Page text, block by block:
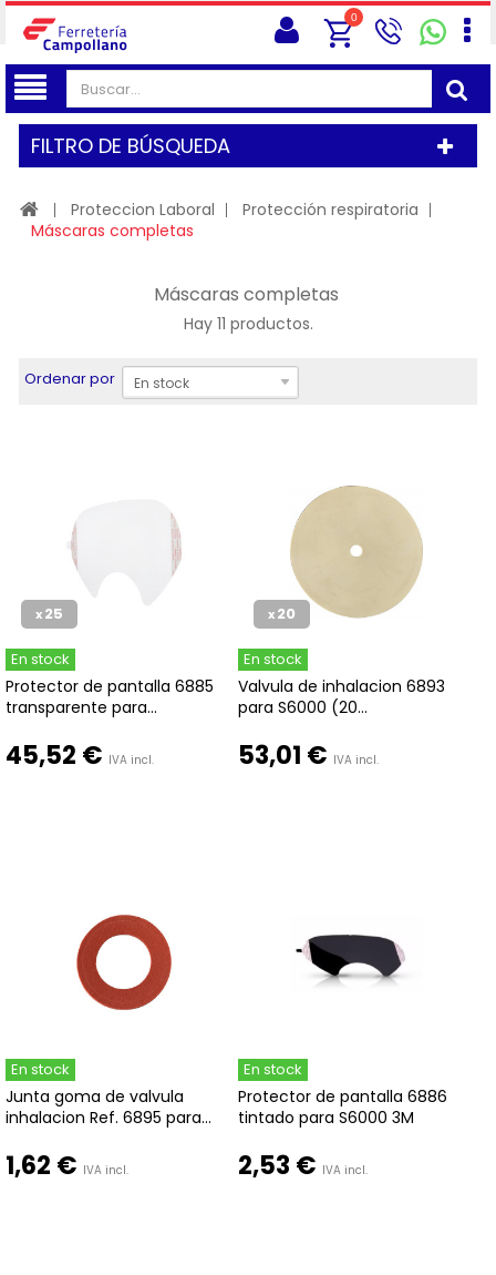
0
FILTRO DE BÚSQUEDA
Proteccion Laboral
Protección respiratoria
Máscaras completas
Máscaras completas
Hay 11 productos.
Ordenar por En stock
x25
En stock
Protector de pantalla 6885
transparente para...
45,52 € IVA incl.
x20
En stock
Valvula de inhalacion 6893
para S6000 (20...
53,01 € IVA incl.
En stock
Junta goma de valvula
inhalacion Ref. 6895 para...
1,62 € IVA incl.
En stock
Protector de pantalla 6886
tintado para S6000 3M
2,53 € IVA incl.